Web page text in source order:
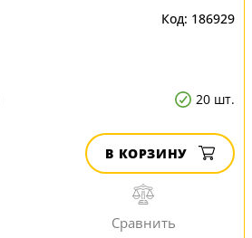
186929
20 шт.
В КОРЗИНУ